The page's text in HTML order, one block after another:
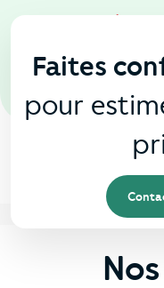
Faites
pour